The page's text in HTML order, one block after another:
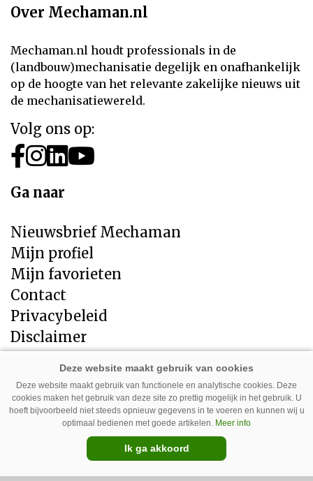
Over Mechaman.nl
Mechaman.nl houdt professionals in de
(landbouw)mechanisatie degelijk en onafhankelijk
op de hoogte van het relevante zakelijke nieuws uit
de mechanisatiewereld.
Volg ons op:
Ga naar
Nieuwsbrief Mechaman
Mijn profiel
Mijn favorieten
Contact
Privacybeleid
Disclaimer
Direct naar
LandbouwMechanisatie
Tuin en Park Techniek
Veehouderij Techniek
Deze website maakt gebruik van functionele en analytische cookies. Deze
cookies maken het gebruik van deze site zo prettig mogelijk in het gebruik. U
hoeft bijvoorbeeld niet steeds opnieuw gegevens in te voeren en kunnen wij u
optimaal bedienen met goede artikelen. Meer info
Ik ga akkoord